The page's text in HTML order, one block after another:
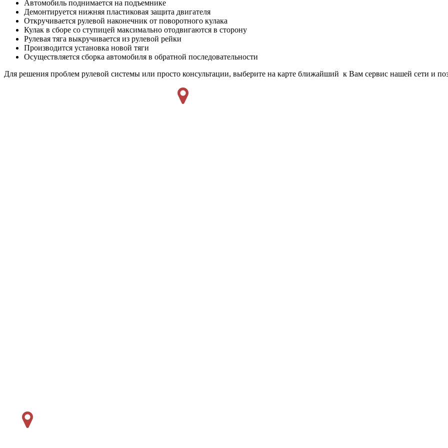
Автомобиль поднимается на подъемнике
Демонтируется нижняя пластиковая защита двигателя
Откручивается рулевой наконечник от поворотного кулака
Кулак в сборе со ступицей максимально отодвигаются в сторону
Рулевая тяга выкручивается из рулевой рейки
Производится установка новой тяги
Осуществляется сборка автомобиля в обратной последовательности
Для решения проблем рулевой системы или просто консультации, выберите на карте ближайший к Вам сервис нашей сети и